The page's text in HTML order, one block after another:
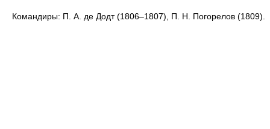
Командиры: П. А. де Додт (1806–1807), П. Н. Погорелов (1809).